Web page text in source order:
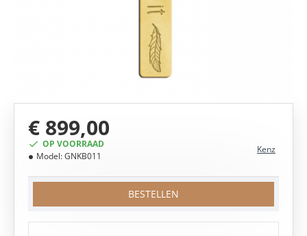
OP VOORRAAD
Model:GNKB011
Kenz
€ 899,00
BESTELLEN